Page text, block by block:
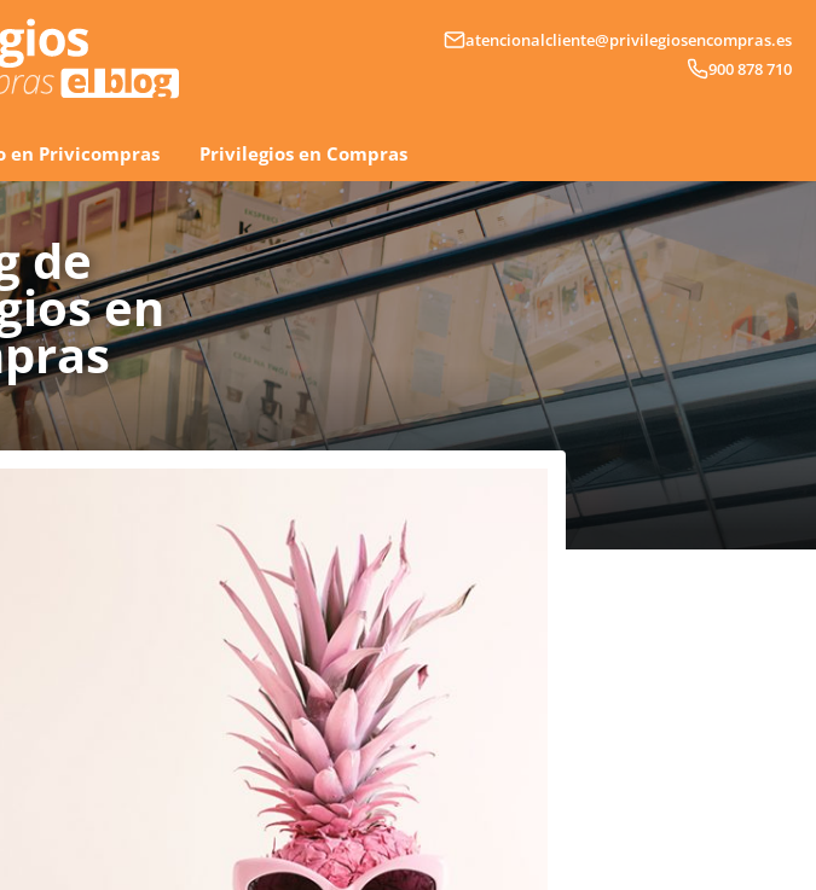
atencionalcliente@privilegiosencompras.es
900 878 710
en Privicompras Privilegios en Compras
de
en